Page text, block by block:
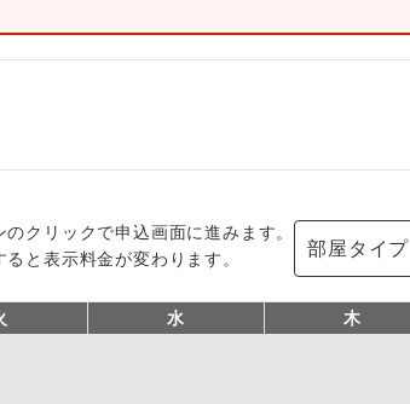
のクリックで申込画面に進みます。
と表示料金が変わります。
部屋タイプ
水 木